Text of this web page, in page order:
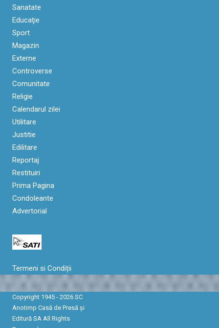
Sanatate
Educaţie
Sport
Magazin
Externe
Controverse
Comunitate
Religie
Calendarul zilei
Utilitare
Justitie
Edilitare
Reportaj
Restituiri
Prima Pagina
Condoleante
Advertorial
Termeni si Condiții
Copyright 1945 - 2026 SC
Anotimp Casă de Presă şi
Editură SA All Rights